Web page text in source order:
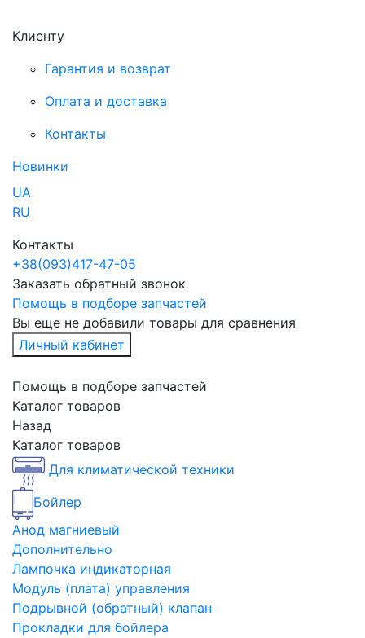
Клиенту
Гарантия и возврат
Оплата и доставка
Контакты
Новинки
UA
RU
Контакты
+38(093)417-47-05
Заказать обратный звонок
Помощь в подборе запчастей
Вы еще не добавили товары для сравнения
Личный кабинет
Помощь в подборе запчастей
Каталог товаров
Назад
Каталог товаров
Для климатической техники
Бойлер
Анод магниевый
Дополнительно
Лампочка индикаторная
Модуль (плата) управления
Подрывной (обратный) клапан
Прокладки для бойлера